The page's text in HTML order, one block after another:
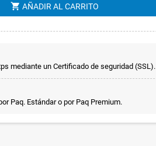
shopping_cart AÑADIR AL CARRITO
mediante un Certificado de seguridad (SSL).
Paq. Estándar o por Paq Premium.